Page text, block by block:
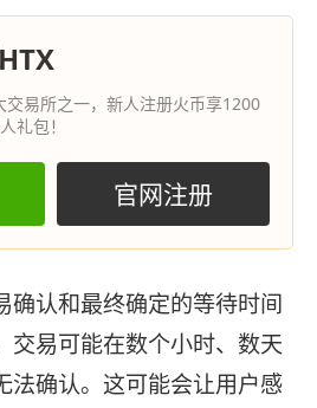
交易所之一，新人注册火币享1200
礼包！
官网注册
确认和最终确定的等待时间
交易可能在数个小时、数天
法确认。这可能会让用户感